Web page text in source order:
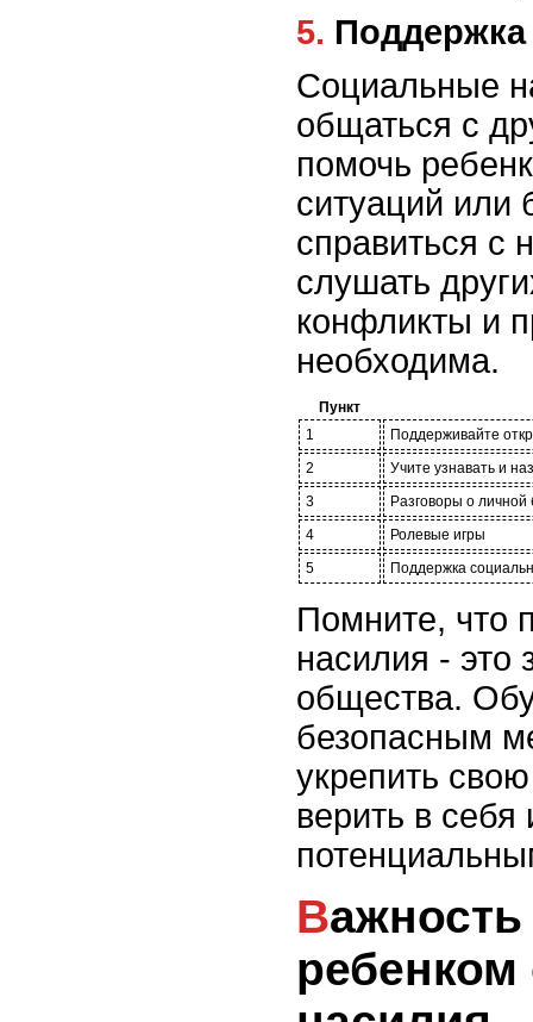
5.
Социальные
общаться с
помочь
ситуаций или
справиться с
слушать
конфликты и
необходима.
Пункт
1
Поддерживайте
2
Учите узнавать и
3
Разговоры о личной
4
Ролевые игры
5
Поддержка
Помните, что
насилия - это
общества.
безопасным
укрепить
верить в себя
Важность общения с